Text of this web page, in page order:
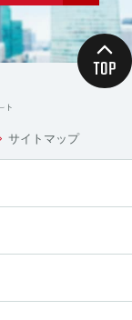
サイトマップ